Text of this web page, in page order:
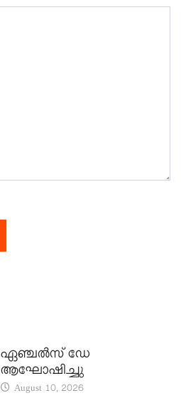
ഏഞ്ചൽസ് ഡേ
ആഘോഷിച്ചു
August 10, 2026